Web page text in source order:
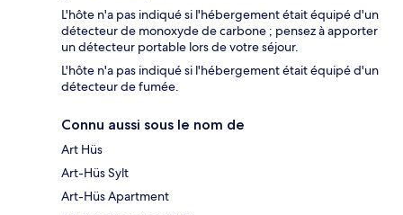
L'hôte n'a pas indiqué si l'hébergement était équipé d'un
détecteur de monoxyde de carbone ; pensez à apporter
un détecteur portable lors de votre séjour.
L'hôte n'a pas indiqué si l'hébergement était équipé d'un
détecteur de fumée.
Connu aussi sous le nom de
Art Hüs
Art-Hüs Sylt
Art-Hüs Apartment